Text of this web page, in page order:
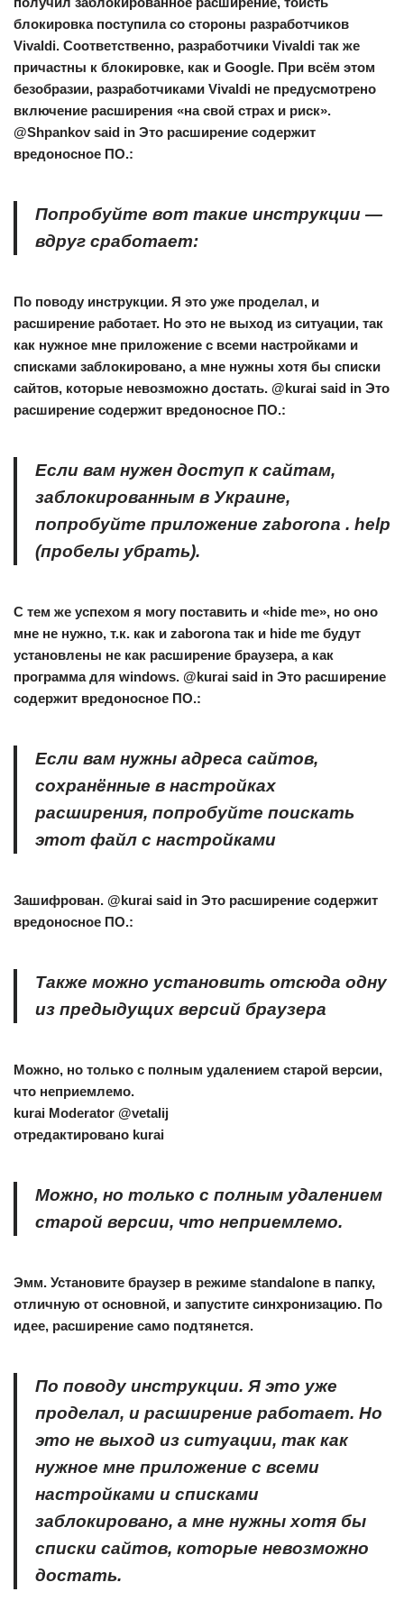
блокировка поступила со стороны разработчиков
Vivaldi. Соответственно, разработчики Vivaldi так же
причастны к блокировке, как и Google. При всём этом
безобразии, разработчиками Vivaldi не предусмотрено
включение расширения «на свой страх и риск».
@Shpankov said in Это расширение содержит
вредоносное ПО.:
Попробуйте вот такие инструкции —
вдруг сработает:
По поводу инструкции. Я это уже проделал, и
расширение работает. Но это не выход из ситуации, так
как нужное мне приложение с всеми настройками и
списками заблокировано, а мне нужны хотя бы списки
сайтов, которые невозможно достать. @kurai said in Это
расширение содержит вредоносное ПО.:
Если вам нужен доступ к сайтам,
заблокированным в Украине,
попробуйте приложение zaborona . help
(пробелы убрать).
С тем же успехом я могу поставить и «hide me», но оно
мне не нужно, т.к. как и zaborona так и hide me будут
установлены не как расширение браузера, а как
программа для windows. @kurai said in Это расширение
содержит вредоносное ПО.:
Если вам нужны адреса сайтов,
cохранённые в настройках
расширения, попробуйте поискать
этот файл с настройками
Зашифрован. @kurai said in Это расширение содержит
вредоносное ПО.:
Также можно установить отсюда одну
из предыдущих версий браузера
Можно, но только с полным удалением старой версии,
что неприемлемо.
kurai Moderator @vetalij
отредактировано kurai
Можно, но только с полным удалением
старой версии, что неприемлемо.
Эмм. Установите браузер в режиме standalone в папку,
отличную от основной, и запустите синхронизацию. По
идее, расширение само подтянется.
По поводу инструкции. Я это уже
проделал, и расширение работает. Но
это не выход из ситуации, так как
нужное мне приложение с всеми
настройками и списками
заблокировано, а мне нужны хотя бы
списки сайтов, которые невозможно
достать.